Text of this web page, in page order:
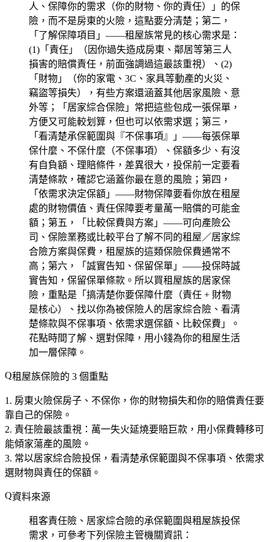
人、保障你的需求（你的財物、你的責任）」的保
險，而不是房東的火險，這點要分清楚；第二，
「了解保障項目」——租屋族常見的核心需求是：
(1)「責任」（因你過失造成房東、鄰居等第三人
損害的賠償責任，前面強調過這最該重視）、(2)
「財物」（你的家電、3C、家具等動產的火災、
竊盜等損失），有些方案還涵蓋其他居家風險、意
外等；「居家綜合保險」常把這些包成一張保單，
方便又可能較划算，但也可以依需求選；第三，
「看清楚承保範圍與『不保事項』」——每張保單
保什麼、不保什麼（不保事項）、保額多少、有沒
有自負額、理賠條件，差異很大，投保前一定要看
清楚條款，確認它涵蓋你最在意的風險；第四，
「依需求決定保額」——財物保障要看你放在租屋
處的財物價值、責任保障要考量萬一賠償的可能金
額；第五，「比較保費與方案」——可向產險公
司、保險業務或比較平台了解不同的租屋／居家綜
合險方案與保費，租屋族的這類保險保費通常不
高；第六，「誠實告知、保留保單」——投保時誠
實告知，保留保單條款。所以買租屋族的居家保
險，重點是「搞清楚你要保障什麼（責任 + 財物
是核心）、找以你為被保險人的居家綜合險、看清
楚條款與不保事項、依需求選保額、比較保費」。
花點時間了解、選對保障，用小錢為你的租屋生活
加一層保障。
租屋族保險的 3 個重點
房東火險保房子、不保你 ，你的財物損失和你的賠償責任要
靠自己的保險。
責任險最該重視 ：萬一失火延燒要賠巨款，用小保費轉移可
能傾家蕩產的風險。
常以居家綜合險投保 ，看清楚承保範圍與不保事項、依需求
選財物與責任的保額。
資料來源
租客責任險、居家綜合險的承保範圍與租屋族投保
需求，可參考下列保險主管機關資訊：